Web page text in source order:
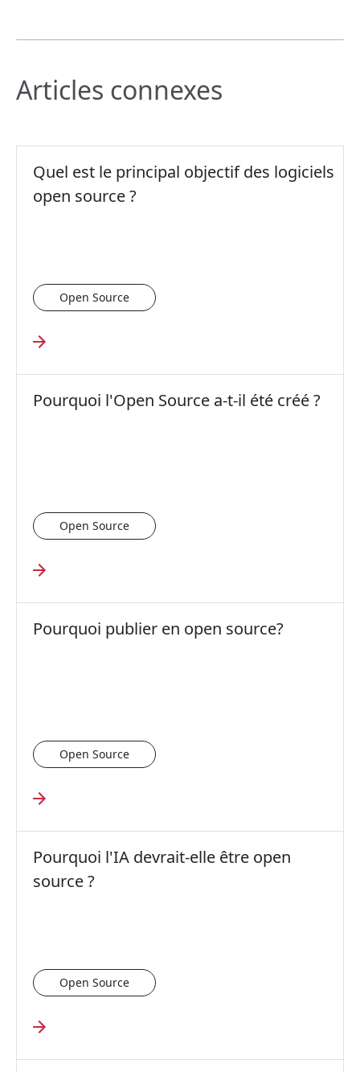
Articles connexes
Quel est le principal objectif des logiciels
open source ?
Open Source
Pourquoi l'Open Source a-t-il été créé ?
Open Source
Pourquoi publier en open source?
Open Source
Pourquoi l'IA devrait-elle être open
source ?
Open Source